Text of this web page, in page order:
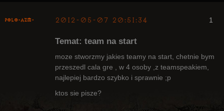
1
Polo-AZM- 2012-05-07 20:51:34
Temat: team na start
moze stworzmy jakies teamy na start, chetnie bym
przeszedl cala gre , w 4 osoby ,z teamspeakiem,
najlepiej bardzo szybko i sprawnie ;p
ktos sie pisze?